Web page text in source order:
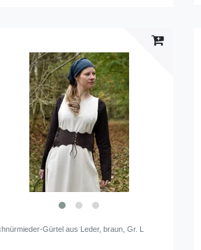
Gürtel aus Leder, braun, Gr. L